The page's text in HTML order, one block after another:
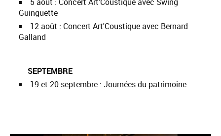
Guinguette
12 août : Concert Art'Coustique avec Bernard
Galland
SEPTEMBRE
19 et 20 septembre : Journées du patrimoine